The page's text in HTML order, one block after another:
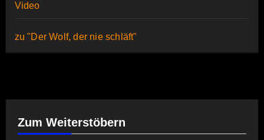
Video
zu "Der Wolf, der nie schläft"
Zum Weiterstöbern